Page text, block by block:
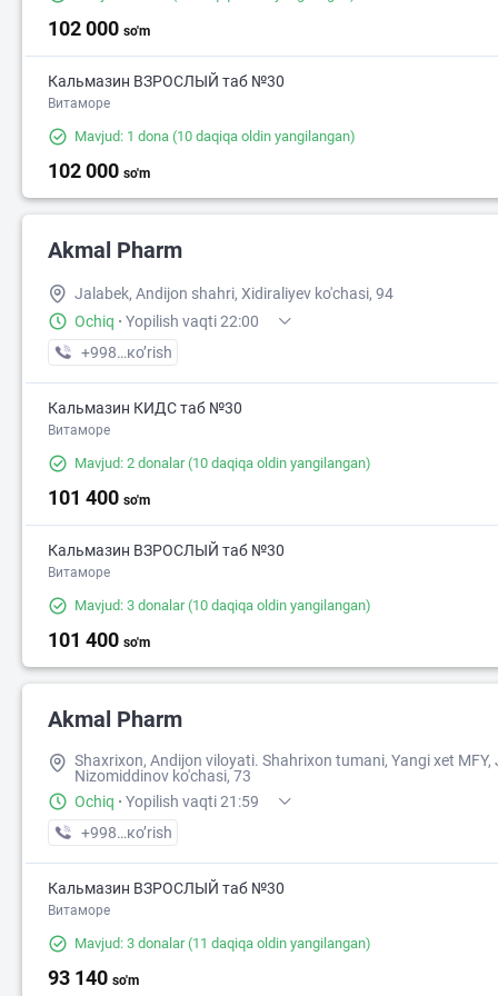
102 000 so'm
Кальмазин ВЗРОСЛЫЙ таб №30
Витаморе
Mavjud: 1 dona (10 daqiqa oldin yangilangan)
102 000 so'm
Akmal Pharm
Jalabek, Andijon shahri, Xidiraliyev ko'chasi, 94
Ochiq · Yopilish vaqti 22:00
+998 (90) XXX-XX-XX
кo’rish
Кальмазин КИДС таб №30
Витаморе
Mavjud: 2 donalar(10 daqiqa oldin yangilangan)
101 400 so'm
Кальмазин ВЗРОСЛЫЙ таб №30
Витаморе
Mavjud: 3 donalar(10 daqiqa oldin yangilangan)
101 400 so'm
Akmal Pharm
Shaxrixon, Andijon viloyati. Shahrixon tumani, Yangi xet MFY,
Nizomiddinov ko'chasi, 73
Ochiq · Yopilish vaqti 21:59
+998 (90) XXX-XX-XX
кo’rish
Кальмазин ВЗРОСЛЫЙ таб №30
Витаморе
Mavjud: 3 donalar(11 daqiqa oldin yangilangan)
93 140 so'm